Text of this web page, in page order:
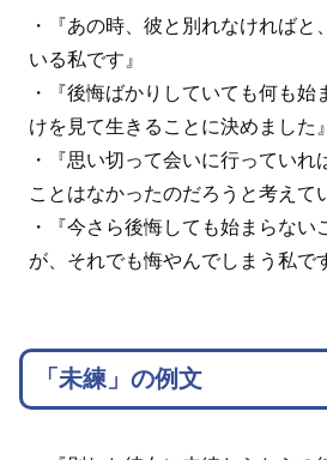
・『あの時、彼と別れなければと
いる私です』
・『後悔ばかりしていても何も
けを見て生きることに決めました』
・『思い切って会いに行っていれ
ことはなかったのだろうと考えて
・『今さら後悔しても始まらない
が、それでも悔やんでしまう私で
「未練」の例文